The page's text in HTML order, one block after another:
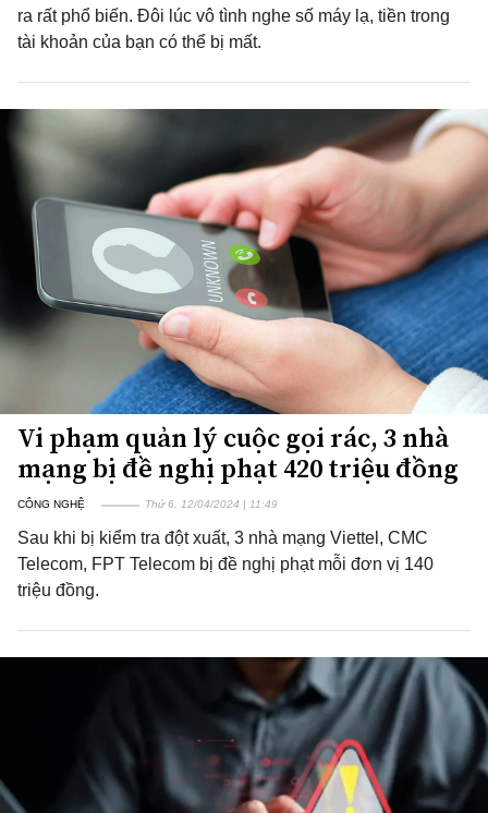
ra rất phổ biến. Đôi lúc vô tình nghe số máy lạ, tiền trong
tài khoản của bạn có thể bị mất.
Vi phạm quản lý cuộc gọi rác, 3 nhà
mạng bị đề nghị phạt 420 triệu đồng
CÔNG NGHỆ Thứ 6, 12/04/2024 | 11:49
Sau khi bị kiểm tra đột xuất, 3 nhà mạng Viettel, CMC
Telecom, FPT Telecom bị đề nghị phạt mỗi đơn vị 140
triệu đồng.